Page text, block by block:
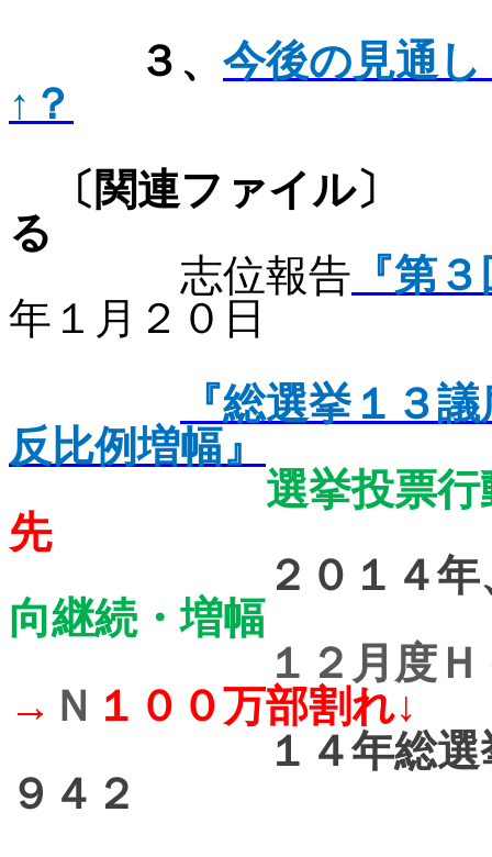
３、 今後の見通
↑？
〔関連ファ
る
志位報告 『第
年１月２０日
『総選挙１３
反比例増幅』
選挙投票
先
２０１４年
向継続・増幅
１２月度Ｈ
→ Ｎ １００万部割れ↓
１４年総
９４２